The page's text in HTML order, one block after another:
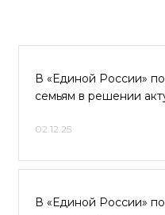
В «Единой России»
семьям в решении
02.12.25
В «Единой России»